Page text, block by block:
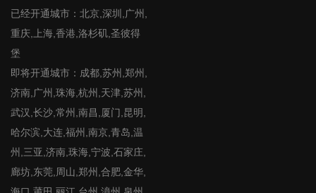
已经开通城市：北京,深圳,广州,
重庆,上海,香港,洛杉矶,圣彼得
堡
即将开通城市：成都,苏州,郑州,
济南,广州,珠海,杭州,天津,苏州,
武汉,长沙,常州,南昌,厦门,昆明,
哈尔滨,大连,福州,南京,青岛,温
州,三亚,济南,珠海,宁波,石家庄,
廊坊,东莞,周山,郑州,合肥,金华,